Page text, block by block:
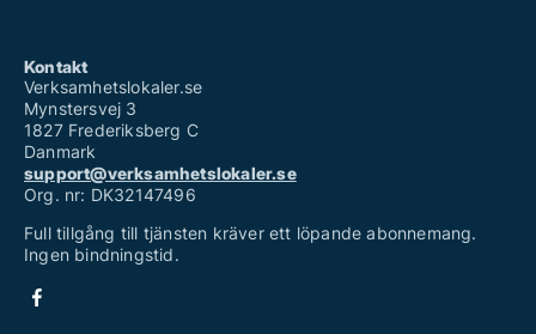
Kontakt
Verksamhetslokaler.se
Mynstersvej 3
1827 Frederiksberg C
Danmark
support@verksamhetslokaler.se
Org. nr: DK32147496
Full tillgång till tjänsten kräver ett löpande abonnemang.
Ingen bindningstid.